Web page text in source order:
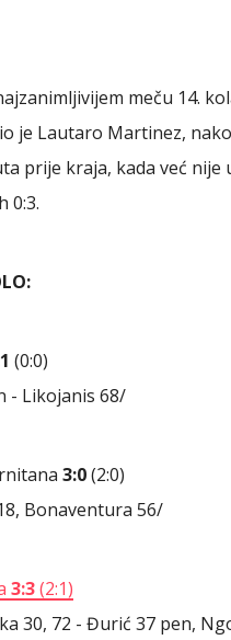
meču 14.
je Lautaro Martinez,
prije kraja, kada već
0:3.
(0:0)
- Likojanis 68/
3:0(2:0)
Bonaventura 56/
3:3(2:1)
30, 72 - Đurić 37 pen,